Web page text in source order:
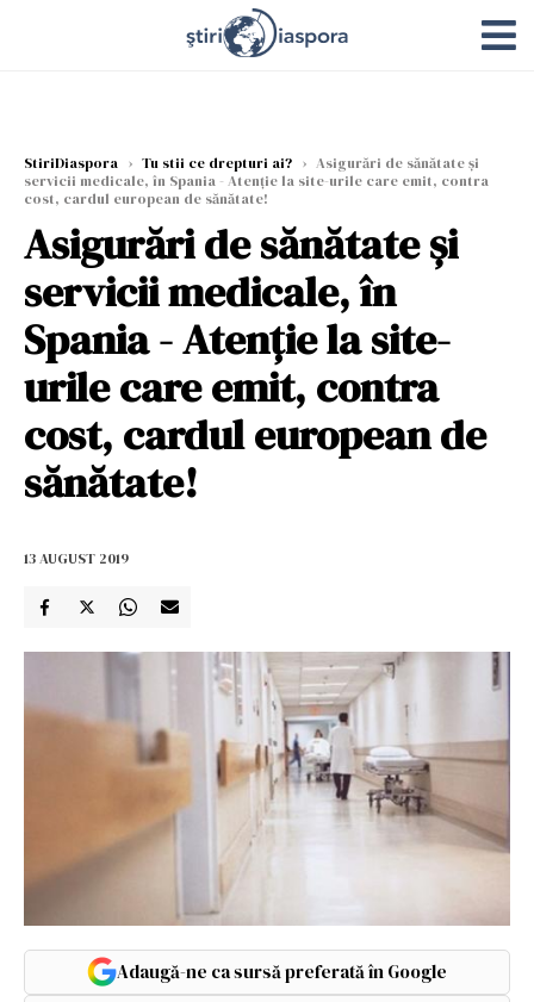
StiriDiaspora › Tu stii ce drepturi ai? › Asigurări de sănătate și
servicii medicale, în Spania - Atenție la site-urile care emit, contra
cost, cardul european de sănătate!
Asigurări de sănătate și
servicii medicale, în
Spania - Atenție la site-
urile care emit, contra
cost, cardul european de
sănătate!
13 AUGUST 2019
Adaugă-ne ca sursă preferată în Google